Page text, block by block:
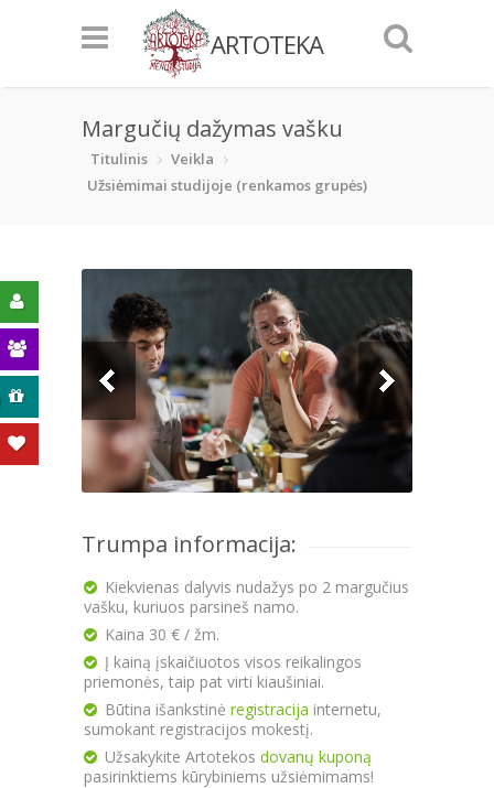
ARTOTEKA
Margučių dažymas vašku
Titulinis
Veikla
Užsiėmimai studijoje (renkamos grupės)
Trumpa informacija:
Kiekvienas dalyvis nudažys po 2 margučius
vašku, kuriuos parsineš namo.
Kaina 30 € / žm.
Į kainą įskaičiuotos visos reikalingos
priemonės, taip pat virti kiaušiniai.
Būtina išankstinė registracija internetu,
sumokant registracijos mokestį.
Užsakykite Artotekos dovanų kuponą
pasirinktiems kūrybiniems užsiėmimams!